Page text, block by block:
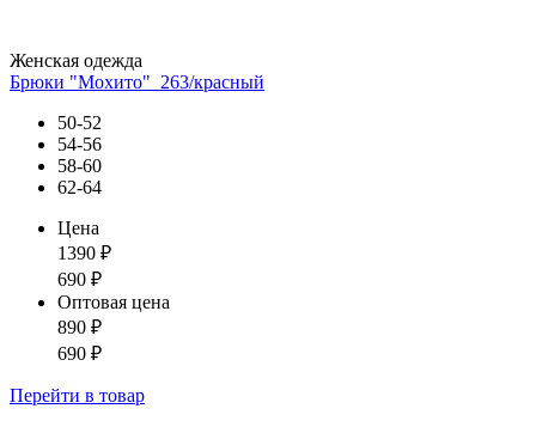
Женская одежда
Брюки "Мохито"_263/красный
50-52
54-56
58-60
62-64
Цена
1390 ₽
690 ₽
Оптовая цена
890 ₽
690 ₽
Перейти в товар